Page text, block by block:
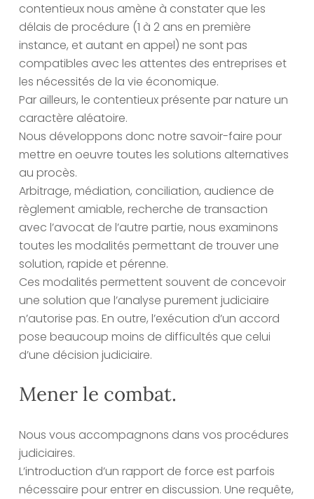
contentieux nous amène à constater que les
délais de procédure (1 à 2 ans en première
instance, et autant en appel) ne sont pas
compatibles avec les attentes des entreprises et
les nécessités de la vie économique.
Par ailleurs, le contentieux présente par nature un
caractère aléatoire.
Nous développons donc notre savoir-faire pour
mettre en oeuvre toutes les solutions alternatives
au procès.
Arbitrage, médiation, conciliation, audience de
règlement amiable, recherche de transaction
avec l’avocat de l’autre partie, nous examinons
toutes les modalités permettant de trouver une
solution, rapide et pérenne.
Ces modalités permettent souvent de concevoir
une solution que l’analyse purement judiciaire
n’autorise pas. En outre, l’exécution d’un accord
pose beaucoup moins de difficultés que celui
d’une décision judiciaire.
Mener le combat.
Nous vous accompagnons dans vos procédures
judiciaires.
L’introduction d’un rapport de force est parfois
nécessaire pour entrer en discussion. Une requête,